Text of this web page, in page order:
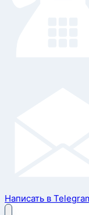
Написать в